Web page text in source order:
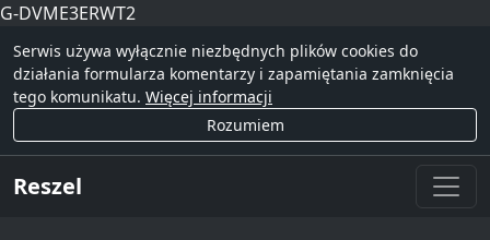
G-DVME3ERWT2
Serwis używa wyłącznie niezbędnych plików cookies do
działania formularza komentarzy i zapamiętania zamknięcia
tego komunikatu. Więcej informacji
Rozumiem
Reszel